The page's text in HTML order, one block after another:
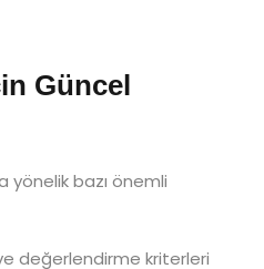
Güncel
yönelik bazı önemli
değerlendirme kriterleri